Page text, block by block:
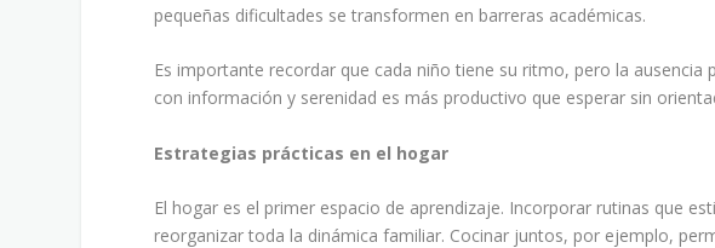
pequeñas dificultades se transformen en barreras académicas.
Es importante recordar que cada niño tiene su ritmo, pero la
con información y serenidad es más productivo que esperar sin
Estrategias prácticas en el hogar
El hogar es el primer espacio de aprendizaje. Incorporar rutinas que
reorganizar toda la dinámica familiar. Cocinar juntos, por ejemplo,